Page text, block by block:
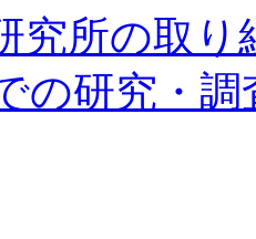
究所の取り
の研究・調